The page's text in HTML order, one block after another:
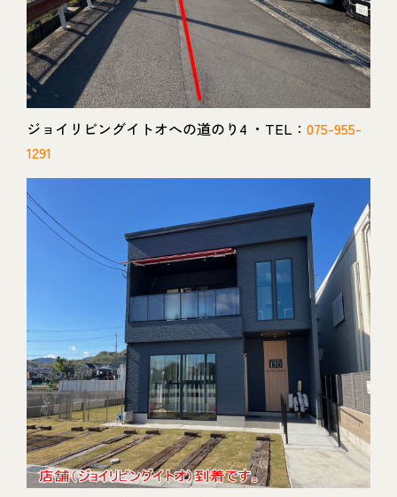
ジョイリビングイトオへの道のり4 ・TEL： 075-955-
1291